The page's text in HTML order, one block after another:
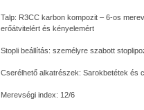
Talp: R3CC karbon kompozit – 6-os
erőátvitelért és kényelemért
Stopli beállítás: személyre szabott
Cserélhető alkatrészek: Sarokbetétek és
Merevségi index: 12/6